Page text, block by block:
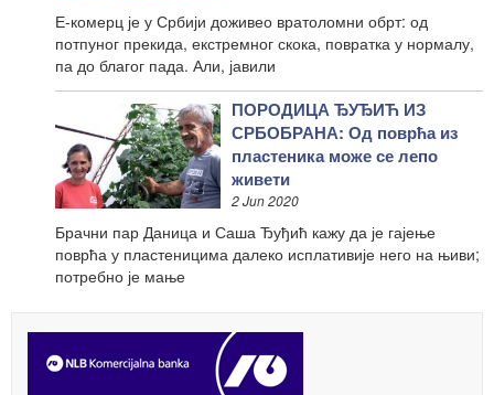
Е-комерц је у Србији доживео вратоломни обрт: од
потпуног прекида, екстремног скока, повратка у нормалу,
па до благог пада. Али, јавили
ПОРОДИЦА ЂУЂИЋ ИЗ
СРБОБРАНА: Од поврћа из
пластеника може се лепо
живети
2 Jun 2020
Брачни пар Даница и Саша Ђуђић кажу да је гајење
поврћа у пластеницима далеко исплативије него на њиви;
потребно је мање